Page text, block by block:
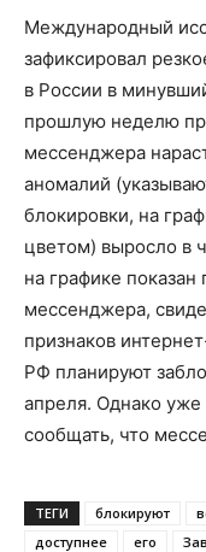
Международный
зафиксировал
в России в
прошлую неделю
мессенджера
аномалий
блокировки, на
цветом) выросло в
на графике
мессенджера,
признаков
РФ планируют
апреля. Однако уже
сообщать, что
ТЕГИ блокируют
доступнее
его